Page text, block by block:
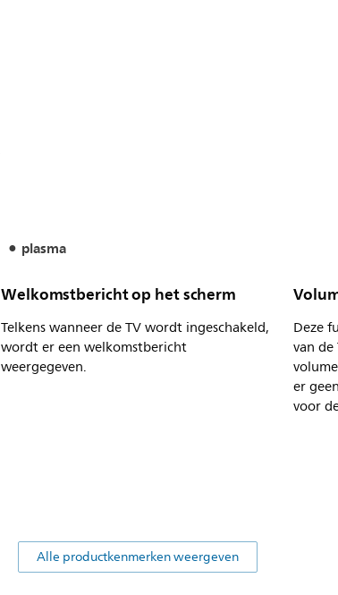
plasma
Welkomstbericht op het scherm
Telkens wanneer de TV wordt ingeschakeld,
wordt er een welkomstbericht
weergegeven.
Deze
van
er
voor
Alle productkenmerken weergeven